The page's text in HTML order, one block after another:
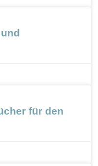
für den